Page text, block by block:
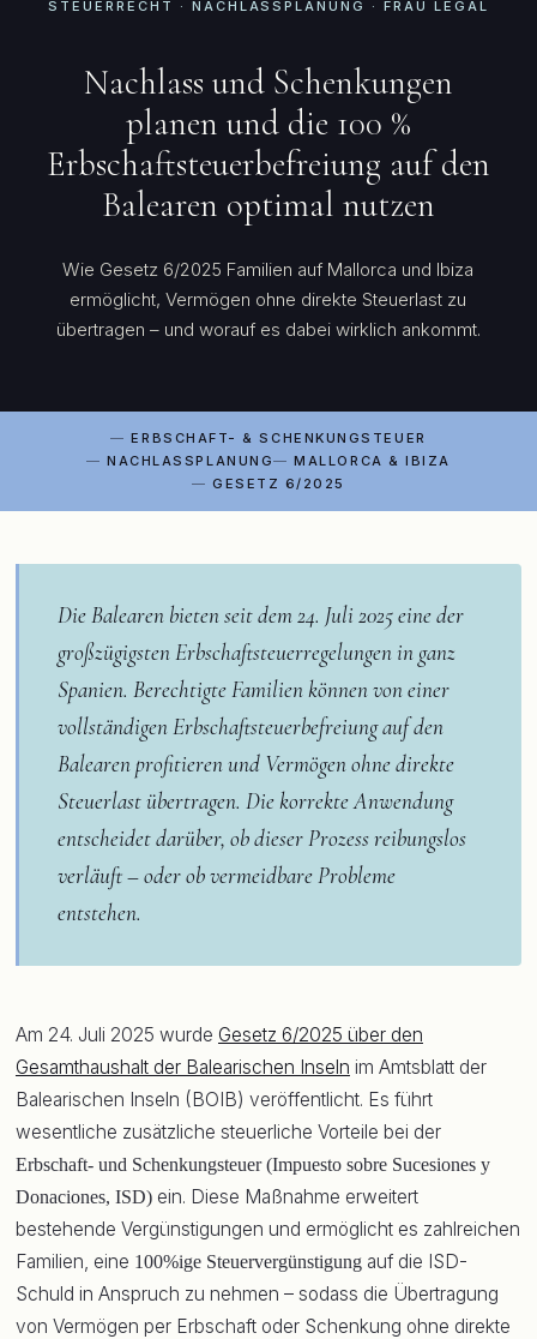
STEUERRECHT · NACHLASSPLANUNG · FRAU LEGAL
Nachlass und Schenkungen
planen und die 100 %
Erbschaftsteuerbefreiung auf den
Balearen optimal nutzen
Wie Gesetz 6/2025 Familien auf Mallorca und Ibiza
ermöglicht, Vermögen ohne direkte Steuerlast zu
übertragen – und worauf es dabei wirklich ankommt.
ERBSCHAFT- & SCHENKUNGSTEUER
NACHLASSPLANUNG
MALLORCA & IBIZA
GESETZ 6/2025
Die Balearen bieten seit dem 24. Juli 2025 eine der
großzügigsten Erbschaftsteuerregelungen in ganz
Spanien. Berechtigte Familien können von einer
vollständigen Erbschaftsteuerbefreiung auf den
Balearen profitieren und Vermögen ohne direkte
Steuerlast übertragen. Die korrekte Anwendung
entscheidet darüber, ob dieser Prozess reibungslos
verläuft – oder ob vermeidbare Probleme
entstehen.
Am 24. Juli 2025 wurde Gesetz 6/2025 über den
Gesamthaushalt der Balearischen Inseln im Amtsblatt der
Balearischen Inseln (BOIB) veröffentlicht. Es führt
wesentliche zusätzliche steuerliche Vorteile bei der
Erbschaft- und Schenkungsteuer (Impuesto sobre Sucesiones y
Donaciones, ISD)ein. Diese Maßnahme erweitert
bestehende Vergünstigungen und ermöglicht es zahlreichen
Familien, eine 100%ige Steuervergünstigungauf die ISD-
Schuld in Anspruch zu nehmen – sodass die Übertragung
von Vermögen per Erbschaft oder Schenkung ohne direkte